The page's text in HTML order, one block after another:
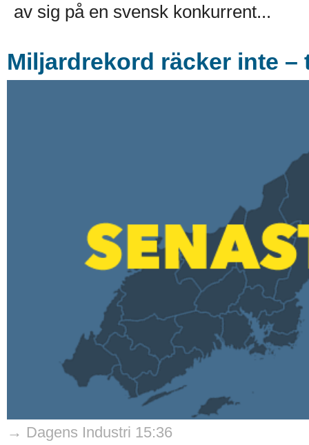
av sig på en svensk konkurrent...
Miljardrekord räcker inte
→ Dagens Industri 15:36